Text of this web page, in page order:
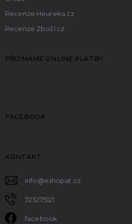
Recenze Heureka.cz
Recenze Zboží.cz
PŘIJÍMÁME ONLINE PLATBY
FACEBOOK
KONTAKT
info@eshopat.cz
723275121
facebook